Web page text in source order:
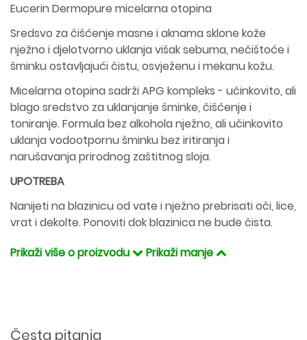
Eucerin Dermopure micelarna otopina
Sredsvo za čišćenje masne i aknama sklone kože
nježno i djelotvorno uklanja višak sebuma, nečištoće i
šminku ostavljajući čistu, osvježenu i mekanu kožu.
Micelarna otopina sadrži APG kompleks - učinkovito, ali
blago sredstvo za uklanjanje šminke, čišćenje i
toniranje. Formula bez alkohola nježno, ali učinkovito
uklanja vodootpornu šminku bez iritiranja i
narušavanja prirodnog zaštitnog sloja.
UPOTREBA
Nanijeti na blazinicu od vate i nježno prebrisati oči, lice,
vrat i dekolte. Ponoviti dok blazinica ne bude čista.
Prikaži više o proizvodu
Prikaži manje
Česta pitanja